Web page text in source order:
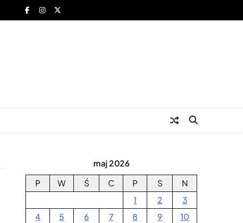
maj 2026
P
W Ś C P S
N
1
2
3
4
5 6 7 8 9
10